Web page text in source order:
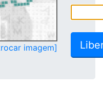
imagem]